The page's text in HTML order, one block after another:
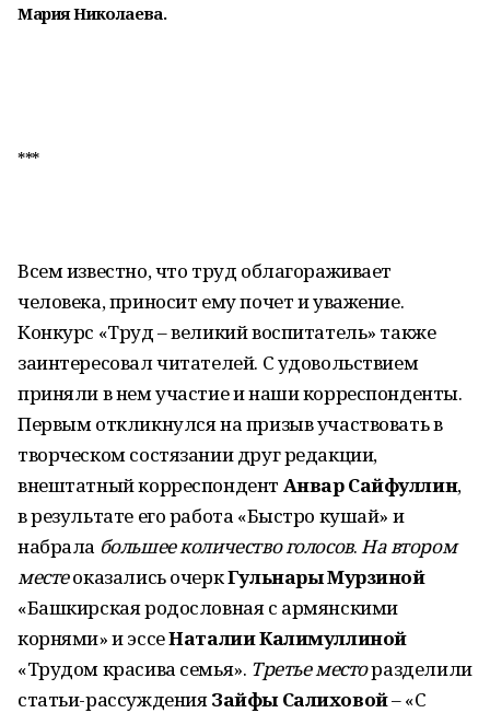
Мария Николаева.
***
Всем известно, что труд облагораживает
человека, приносит ему почет и уважение.
Конкурс «Труд – великий воспитатель» также
заинтересовал читателей. С удовольствием
приняли в нем участие и наши корреспонденты.
Первым откликнулся на призыв участвовать в
творческом состязании друг редакции,
внештатный корреспондент Анвар Сайфуллин,
в результате его работа «Быстро кушай» и
набрала большее количество голосов.На втором
местеоказались очеркГульнары Мурзиной
«Башкирская родословная с армянскими
корнями» и эссеНаталии Калимуллиной
«Трудом красива семья». Третье месторазделили
статьи-рассужденияЗайфы Салиховой– «С